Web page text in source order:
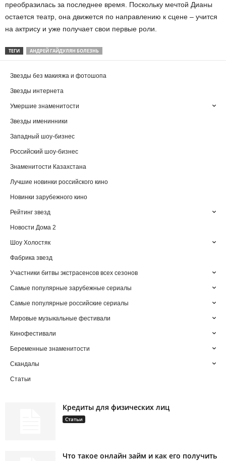
преобразилась за последнее время. Поскольку мечтой Дианы
остается театр, она движется по направлению к сцене – учится
на актрису и уже получает свои первые роли.
ТЕГИ АНДРЕЙ ГАЙДУЛЯН БОЛЕЗНЬ
Звезды без макияжа и фотошопа
Звезды интернета
Умершие знаменитости
Звезды именинники
Западный шоу-бизнес
Российский шоу-бизнес
Знаменитости Казахстана
Лучшие новинки российского кино
Новинки зарубежного кино
Рейтинг звезд
Новости Дома 2
Шоу Холостяк
Фабрика звезд
Участники битвы экстрасенсов всех сезонов
Самые популярные зарубежные сериалы
Самые популярные российские сериалы
Мировые музыкальные фестивали
Кинофестивали
Беременные знаменитости
Скандалы
Статьи
Кредиты для физических лиц
Статьи
Что такое онлайн займ и как его получить